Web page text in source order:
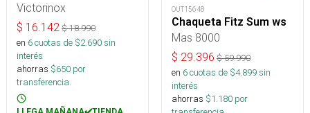
Victorinox
$ 16.142 $18.990
en 6cuotas de $2.690sin
interés
ahorras $650 por
transferencia.
OUT15648
Chaqueta Fitz Sum ws
Mas 8000
$ 29.396 $59.990
en 6cuotas de $4.899sin
interés
ahorras $1.180 por